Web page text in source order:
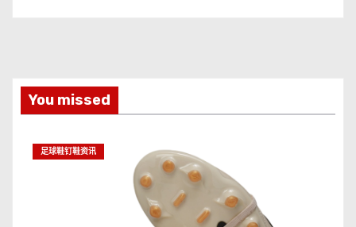
You missed
足球鞋钉鞋资讯